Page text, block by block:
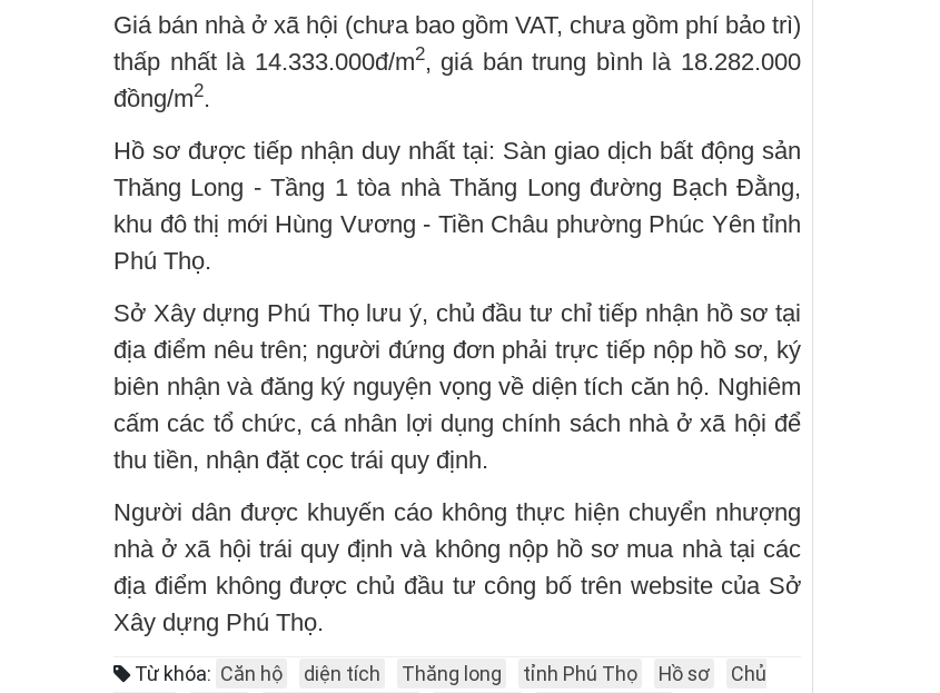
Giá bán nhà ở xã hội (chưa bao gồm VAT, chưa gồm phí bảo trì)
thấp nhất là 14.333.000đ/m2, giá bán trung bình là 18.282.000
đồng/m2.
Hồ sơ được tiếp nhận duy nhất tại: Sàn giao dịch bất động sản
Thăng Long - Tầng 1 tòa nhà Thăng Long đường Bạch Đằng,
khu đô thị mới Hùng Vương - Tiền Châu phường Phúc Yên tỉnh
Phú Thọ.
Sở Xây dựng Phú Thọ lưu ý, chủ đầu tư chỉ tiếp nhận hồ sơ tại
địa điểm nêu trên; người đứng đơn phải trực tiếp nộp hồ sơ, ký
biên nhận và đăng ký nguyện vọng về diện tích căn hộ. Nghiêm
cấm các tổ chức, cá nhân lợi dụng chính sách nhà ở xã hội để
thu tiền, nhận đặt cọc trái quy định.
Người dân được khuyến cáo không thực hiện chuyển nhượng
nhà ở xã hội trái quy định và không nộp hồ sơ mua nhà tại các
địa điểm không được chủ đầu tư công bố trên website của Sở
Xây dựng Phú Thọ.
Từ khóa: Căn hộ diện tích Thăng long tỉnh Phú Thọ Hồ sơ
Chủ